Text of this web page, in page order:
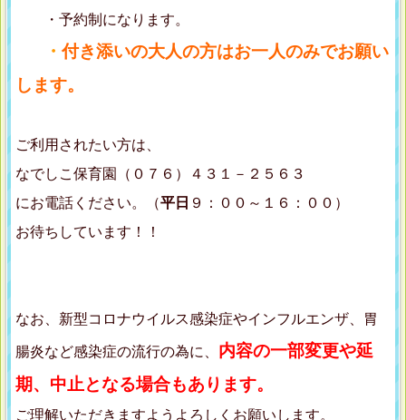
・予約制になります。
・ 付き添いの大人の方はお一人のみでお願い
します。
ご利用されたい方は、
なでしこ保育園（０７６）４３１－２５６３
にお電話ください。（平日 ９：００～１６：００）
お待ちしています！！
なお、新型コロナウイルス感染症やインフルエンザ、胃
腸炎など感染症の流行の為に、 内容の一部変更や延
期、中止となる場合もあります。
ご理解いただきますようよろしくお願いします。